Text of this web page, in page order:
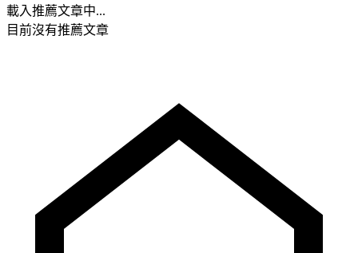
載入推薦文章中...
目前沒有推薦文章